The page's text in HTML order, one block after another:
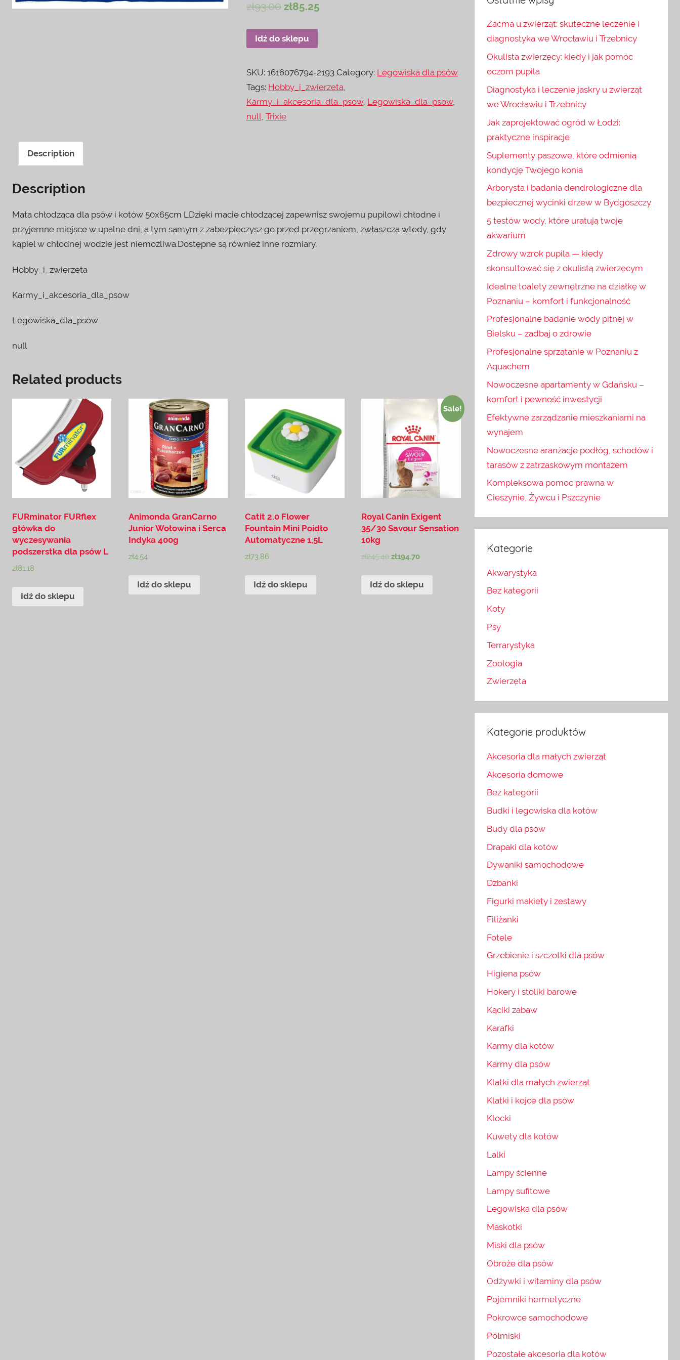
zł93.00 zł85.25
Idź do sklepu
SKU:1616076794-2193 Category: Legowiska dla psów
Tags: Hobby_i_zwierzeta,
Karmy_i_akcesoria_dla_psow, Legowiska_dla_psow,
null,Trixie
Description
Description
Mata chłodząca dla psów i kotów 50x65cm LDzięki macie chłodzącej zapewnisz swojemu pupilowi chłodne i
przyjemne miejsce w upalne dni, a tym samym z zabezpieczysz go przed przegrzaniem, zwłaszcza wtedy, gdy
kąpiel w chłodnej wodzie jest niemożliwa.Dostępne są również inne rozmiary.
Hobby_i_zwierzeta
Karmy_i_akcesoria_dla_psow
Legowiska_dla_psow
null
Related products
FURminator FURflex
główka do
wyczesywania
podszerstka dla psów L
zł81.18
Idź do sklepu
Animonda GranCarno
Junior Wołowina i Serca
Indyka 400g
zł4.54
Idź do sklepu
Catit 2.0 Flower
Fountain Mini Poidło
Automatyczne 1,5L
zł73.86
Idź do sklepu
Sale!
Royal Canin Exigent
35/30 Savour Sensation
10kg
zł245.40 zł194.70
Idź do sklepu
Zaćma u zwierząt: skuteczne leczenie i
diagnostyka we Wrocławiu i Trzebnicy
Okulista zwierzęcy: kiedy i jak pomóc
oczom pupila
Diagnostyka i leczenie jaskry u zwierząt
we Wrocławiu i Trzebnicy
Jak zaprojektować ogród w Łodzi:
praktyczne inspiracje
Suplementy paszowe, które odmienią
kondycję Twojego konia
Arborysta i badania dendrologiczne dla
bezpiecznej wycinki drzew w Bydgoszczy
5 testów wody, które uratują twoje
akwarium
Zdrowy wzrok pupila — kiedy
skonsultować się z okulistą zwierzęcym
Idealne toalety zewnętrzne na działkę w
Poznaniu – komfort i funkcjonalność
Profesjonalne badanie wody pitnej w
Bielsku – zadbaj o zdrowie
Profesjonalne sprzątanie w Poznaniu z
Aquachem
Nowoczesne apartamenty w Gdańsku –
komfort i pewność inwestycji
Efektywne zarządzanie mieszkaniami na
wynajem
Nowoczesne aranżacje podłóg, schodów i
tarasów z zatrzaskowym montażem
Kompleksowa pomoc prawna w
Cieszynie, Żywcu i Pszczynie
Kategorie
Akwarystyka
Bez kategorii
Koty
Psy
Terrarystyka
Zoologia
Zwierzęta
Kategorie produktów
Akcesoria dla małych zwierząt
Akcesoria domowe
Bez kategorii
Budki i legowiska dla kotów
Budy dla psów
Drapaki dla kotów
Dywaniki samochodowe
Dzbanki
Figurki makiety i zestawy
Filiżanki
Fotele
Grzebienie i szczotki dla psów
Higiena psów
Hokery i stoliki barowe
Kąciki zabaw
Karafki
Karmy dla kotów
Karmy dla psów
Klatki dla małych zwierząt
Klatki i kojce dla psów
Klocki
Kuwety dla kotów
Lalki
Lampy ścienne
Lampy sufitowe
Legowiska dla psów
Maskotki
Miski dla psów
Obroże dla psów
Odżywki i witaminy dla psów
Pojemniki hermetyczne
Pokrowce samochodowe
Półmiski
Pozostałe akcesoria dla kotów